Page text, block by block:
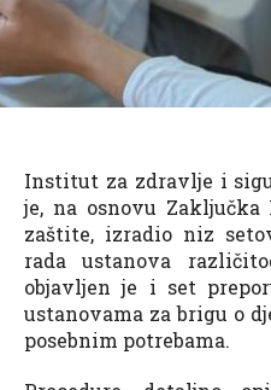
Institut za zdravlje i
je, na osnovu
zaštite, izradio niz
rada ustanova
objavljen je i set
ustanovama za brigu o
posebnim potrebama.